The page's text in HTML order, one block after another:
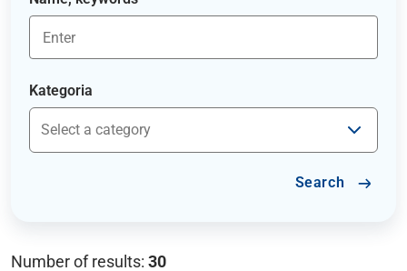
Kategoria
Search
Number of results: 30